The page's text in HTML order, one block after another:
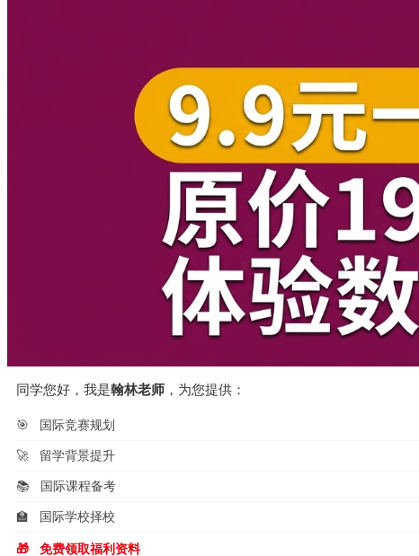
同学您好，我是翰林老师 ，为您提供：
🎯 国际竞赛规划
🚀 留学背景提升
📚 国际课程备考
🏫 国际学校择校
🎁 免费领取福利资料